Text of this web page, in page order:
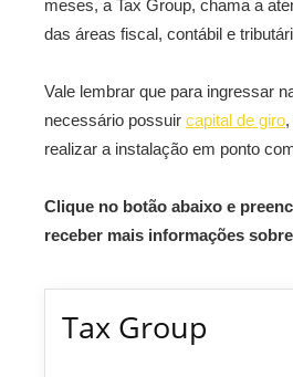
meses, a Tax Group, chama a
das áreas fiscal, contábil e
Vale lembrar que para ingressar
necessário possuir capital de giro
realizar a instalação em ponto
Clique no botão abaixo e
receber mais informações
Tax Group